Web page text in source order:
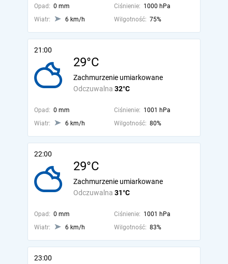
Opad: 0 mm Ciśnienie: 1000 hPa
Wiatr:
6 km/h Wilgotność: 75%
21:00
29°C
Odczuwalna 32°C
Zachmurzenie umiarkowane
Opad: 0 mm Ciśnienie: 1001 hPa
Wiatr:
6 km/h Wilgotność: 80%
22:00
29°C
Odczuwalna 31°C
Zachmurzenie umiarkowane
Opad: 0 mm Ciśnienie: 1001 hPa
Wiatr:
6 km/h Wilgotność: 83%
23:00